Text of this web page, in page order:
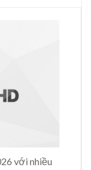
với nhiều